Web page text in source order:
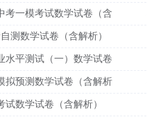
考一模考试数学试卷（含
测数学试卷（含解析）
水平测试（一）数学试卷
拟预测数学试卷（含解析
数学试卷（含解析）